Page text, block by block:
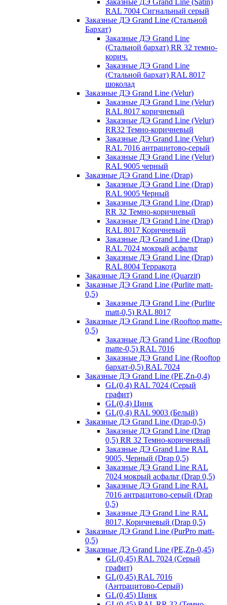
RAL 7004 Сигнальный серый
Заказные ДЭ Grand Line (Стальной
Бархат)
Заказные ДЭ Grand Line
(Стальной бархат) RR 32 темно-
корич.
Заказные ДЭ Grand Line
(Стальной бархат) RAL 8017
шоколад
Заказные ДЭ Grand Line (Velur)
Заказные ДЭ Grand Line (Velur)
RAL 8017 коричневый
Заказные ДЭ Grand Line (Velur)
RR32 Темно-коричневый
Заказные ДЭ Grand Line (Velur)
RAL 7016 антрацитово-серый
Заказные ДЭ Grand Line (Velur)
RAL 9005 черный
Заказные ДЭ Grand Line (Drap)
Заказные ДЭ Grand Line (Drap)
RAL 9005 Черный
Заказные ДЭ Grand Line (Drap)
RR 32 Темно-коричневый
Заказные ДЭ Grand Line (Drap)
RAL 8017 Коричневый
Заказные ДЭ Grand Line (Drap)
RAL 7024 мокрый асфальт
Заказные ДЭ Grand Line (Drap)
RAL 8004 Терракота
Заказные ДЭ Grand Line (Quarzit)
Заказные ДЭ Grand Line (Purlite matt-
0,5)
Заказные ДЭ Grand Line (Purlite
matt-0,5) RAL 8017
Заказные ДЭ Grand Line (Rooftop matte-
0,5)
Заказные ДЭ Grand Line (Rooftop
matte-0,5) RAL 7016
Заказные ДЭ Grand Line (Rooftop
бархат-0,5) RAL 7024
Заказные ДЭ Grand Line (PE,Zn-0,4)
GL(0,4) RAL 7024 (Серый
графит)
GL(0,4) Цинк
GL(0,4) RAL 9003 (Белый)
Заказные ДЭ Grand Line (Drap-0,5)
Заказные ДЭ Grand Line (Drap
0,5) RR 32 Темно-коричневый
Заказные ДЭ Grand Line RAL
9005, Черный (Drap 0,5)
Заказные ДЭ Grand Line RAL
7024 мокрый асфальт (Drap 0,5)
Заказные ДЭ Grand Line RAL
7016 антрацитово-серый (Drap
0,5)
Заказные ДЭ Grand Line RAL
8017, Коричневый (Drap 0,5)
Заказные ДЭ Grand Line (PurPro matt-
0,5)
Заказные ДЭ Grand Line (PE,Zn-0,45)
GL(0,45) RAL 7024 (Серый
графит)
GL(0,45) RAL 7016
(Антрацитово-Серый)
GL(0,45) Цинк